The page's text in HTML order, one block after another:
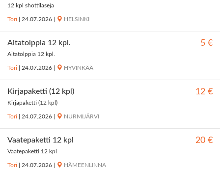
12 kpl shottilaseja
Tori 24.07.2026 HELSINKI
Aitatolppia 12 kpl. 5 €
Aitatolppia 12 kpl.
Tori 24.07.2026 HYVINKÄÄ
Kirjapaketti (12 kpl) 12 €
Kirjapaketti (12 kpl)
Tori 24.07.2026 NURMIJÄRVI
Vaatepaketti 12 kpl 20 €
Vaatepaketti 12 kpl
Tori 24.07.2026 HÄMEENLINNA